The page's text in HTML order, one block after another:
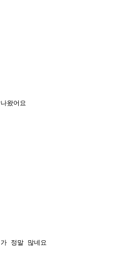
왔어요
정말 많네요